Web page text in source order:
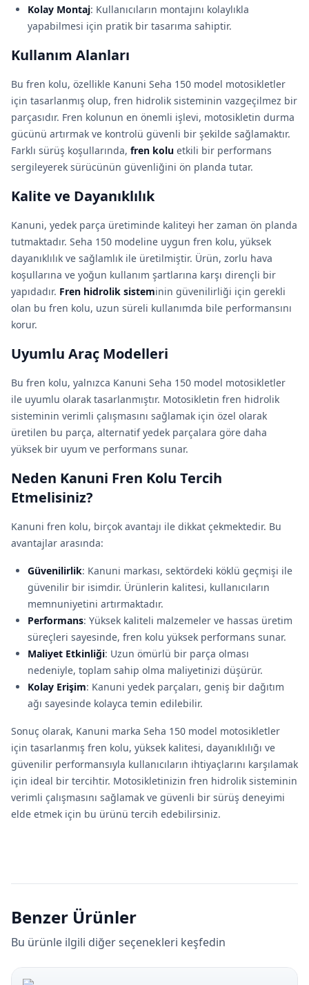
Kolay Montaj: Kullanıcıların montajını kolaylıkla
yapabilmesi için pratik bir tasarıma sahiptir.
Kullanım Alanları
Bu fren kolu, özellikle Kanuni Seha 150 model motosikletler
için tasarlanmış olup, fren hidrolik sisteminin vazgeçilmez bir
parçasıdır. Fren kolunun en önemli işlevi, motosikletin durma
gücünü artırmak ve kontrolü güvenli bir şekilde sağlamaktır.
Farklı sürüş koşullarında, fren kolu etkili bir performans
sergileyerek sürücünün güvenliğini ön planda tutar.
Kalite ve Dayanıklılık
Kanuni, yedek parça üretiminde kaliteyi her zaman ön planda
tutmaktadır. Seha 150 modeline uygun fren kolu, yüksek
dayanıklılık ve sağlamlık ile üretilmiştir. Ürün, zorlu hava
koşullarına ve yoğun kullanım şartlarına karşı dirençli bir
yapıdadır. Fren hidrolik sisteminin güvenilirliği için gerekli
olan bu fren kolu, uzun süreli kullanımda bile performansını
korur.
Uyumlu Araç Modelleri
Bu fren kolu, yalnızca Kanuni Seha 150 model motosikletler
ile uyumlu olarak tasarlanmıştır. Motosikletin fren hidrolik
sisteminin verimli çalışmasını sağlamak için özel olarak
üretilen bu parça, alternatif yedek parçalara göre daha
yüksek bir uyum ve performans sunar.
Neden Kanuni Fren Kolu Tercih
Etmelisiniz?
Kanuni fren kolu, birçok avantajı ile dikkat çekmektedir. Bu
avantajlar arasında:
Güvenilirlik: Kanuni markası, sektördeki köklü geçmişi ile
güvenilir bir isimdir. Ürünlerin kalitesi, kullanıcıların
memnuniyetini artırmaktadır.
Performans: Yüksek kaliteli malzemeler ve hassas üretim
süreçleri sayesinde, fren kolu yüksek performans sunar.
Maliyet Etkinliği: Uzun ömürlü bir parça olması
nedeniyle, toplam sahip olma maliyetinizi düşürür.
Kolay Erişim: Kanuni yedek parçaları, geniş bir dağıtım
ağı sayesinde kolayca temin edilebilir.
Sonuç olarak, Kanuni marka Seha 150 model motosikletler
için tasarlanmış fren kolu, yüksek kalitesi, dayanıklılığı ve
güvenilir performansıyla kullanıcıların ihtiyaçlarını karşılamak
için ideal bir tercihtir. Motosikletinizin fren hidrolik sisteminin
verimli çalışmasını sağlamak ve güvenli bir sürüş deneyimi
elde etmek için bu ürünü tercih edebilirsiniz.
Benzer Ürünler
Bu ürünle ilgili diğer seçenekleri keşfedin